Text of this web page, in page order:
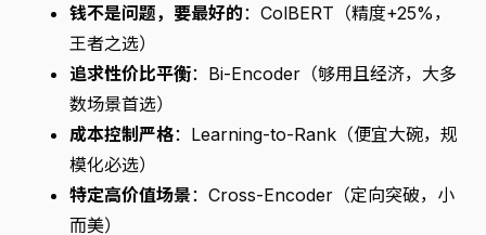
钱不是问题，要最好的：ColBERT（精度+25%，
王者之选）
追求性价比平衡：Bi-Encoder（够用且经济，大多
数场景首选）
成本控制严格：Learning-to-Rank（便宜大碗，规
模化必选）
特定高价值场景：Cross-Encoder（定向突破，小
而美）